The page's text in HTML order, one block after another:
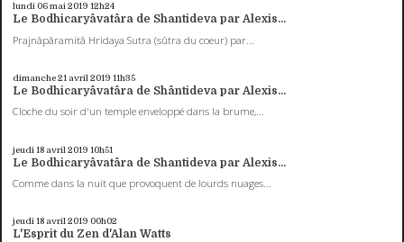
lundi 06mai 2019 12h24
Le Bodhicaryâvatâra de Shantideva par Alexis...
Prajnâpâramitâ Hridaya Sutra (sûtra du coeur) par...
dimanche 21 avril 2019 11h35
Le Bodhicaryâvatâra de Shântideva par Alexis...
Cloche du soir d'un temple enveloppé dans la brume,...
jeudi 18 avril 2019 10h51
Le Bodhicaryâvatâra de Shantideva par Alexis...
Comme dans la nuit que provoquent de lourds nuages...
jeudi 18 avril 2019 00h02
L'Esprit du Zen d'Alan Watts